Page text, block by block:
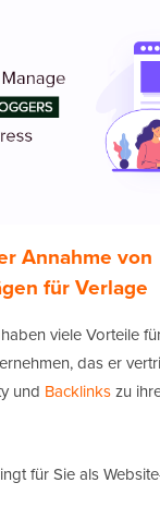
Annahme von
für Verlage
viele Vorteile
das er
und Backlinkszu
für Sie als